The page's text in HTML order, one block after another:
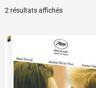
2 résultats affichés